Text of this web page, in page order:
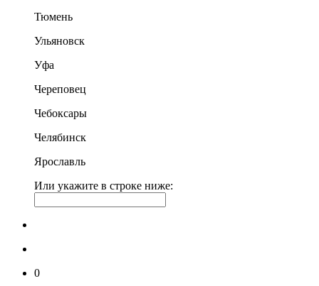
Тюмень
Ульяновск
Уфа
Череповец
Чебоксары
Челябинск
Ярославль
Или укажите в строке ниже:
0